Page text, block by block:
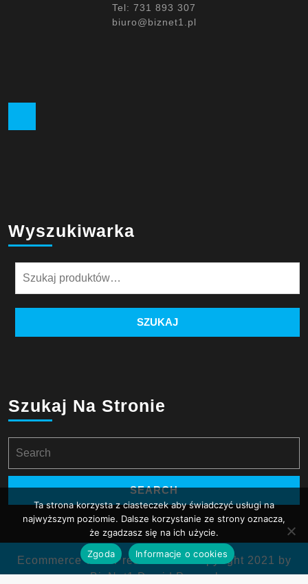
Tel: 731 893 307
biuro@biznet1.pl
Wyszukiwarka
SZUKAJ
Szukaj Na Stronie
for:
Ecommerce WordPress ThemeCopyright 2021 by
BizNet1 Dawid Prucnal
Ta strona korzysta z ciasteczek aby świadczyć usługi na
najwyższym poziomie. Dalsze korzystanie ze strony oznacza,
że zgadzasz się na ich użycie.
Zgoda
Informacje o cookies